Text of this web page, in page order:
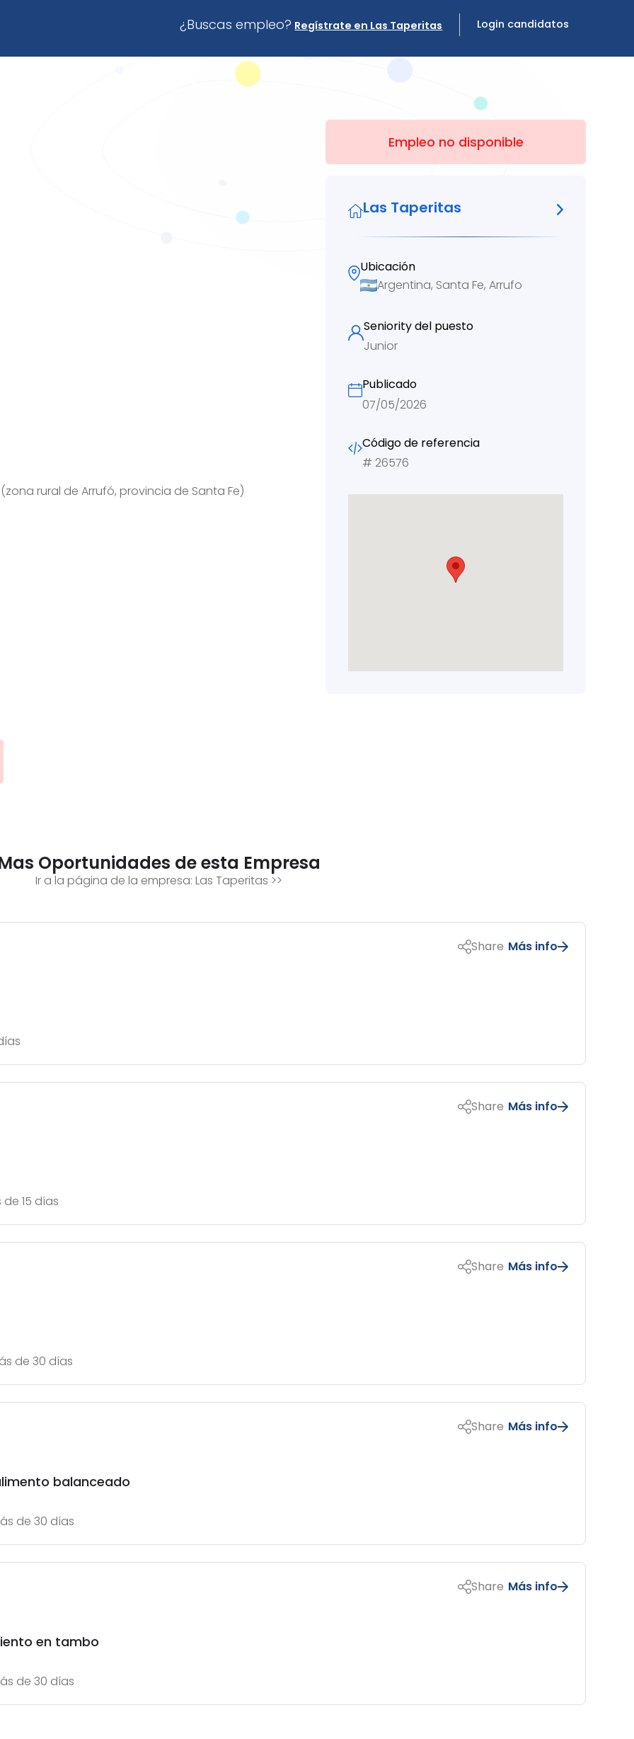
¿Buscas empleo? Regístrate en Las Taperitas Login candidatos
rural de Arrufó, provincia de Santa Fe)
Empleo no disponible
Las Taperitas
Ubicación
Argentina, Santa Fe, Arrufo
Seniority del puesto
Junior
Publicado
07/05/2026
Código de referencia
# 26576
Oportunidades de esta Empresa
Ir a la página de la empresa: Las Taperitas >>
Share Más info
15 días
Share Más info
de 30 días
Share Más info
balanceado
de 30 días
Share Más info
en tambo
de 30 días
Share Más info